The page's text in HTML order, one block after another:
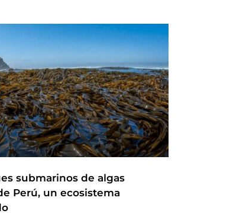
submarinos de algas
Perú, un ecosistema